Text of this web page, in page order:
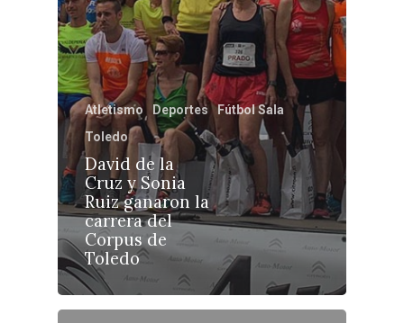
Atletismo Deportes
Fútbol Sala
Toledo
David de la
Cruz y Sonia
Ruiz ganaron la
carrera del
Corpus de
Toledo
Ciudad Real
Albacete
Cuenca
Guadalajara
Talavera
Economía
Educación
Cultura
Deportes
Sucesos
Medio Ambiente
Planeta Rural
Especiales
Política